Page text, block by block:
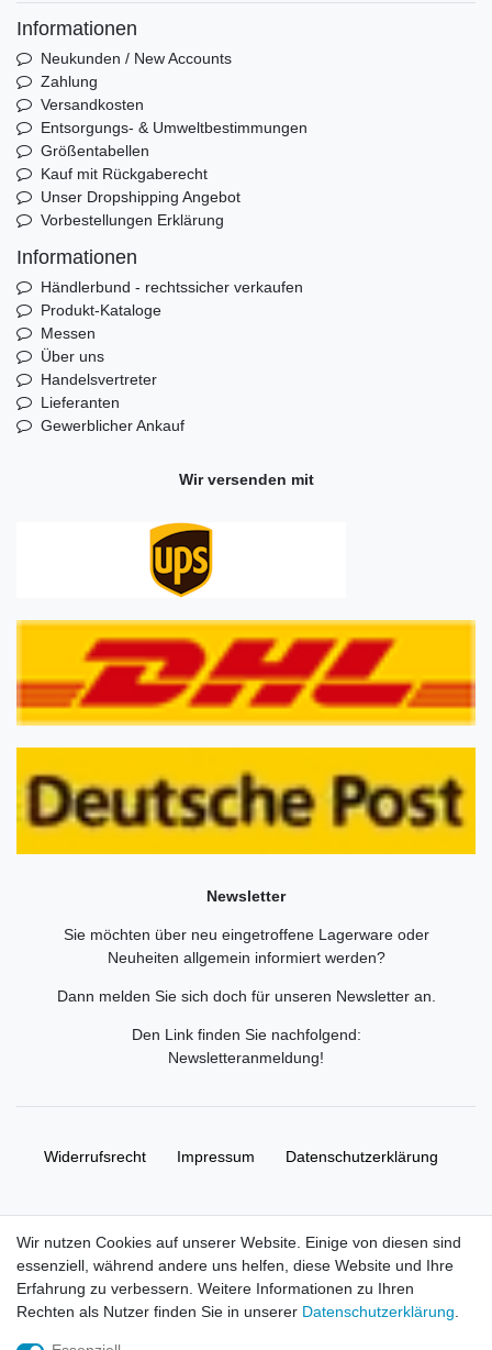
Informationen
Neukunden / New Accounts
Zahlung
Versandkosten
Entsorgungs- & Umweltbestimmungen
Größentabellen
Kauf mit Rückgaberecht
Unser Dropshipping Angebot
Vorbestellungen Erklärung
Informationen
Händlerbund - rechtssicher verkaufen
Produkt-Kataloge
Messen
Über uns
Handelsvertreter
Lieferanten
Gewerblicher Ankauf
Wir versenden mit
Newsletter
Sie möchten über neu eingetroffene Lagerware oder
Neuheiten allgemein informiert werden?
Dann melden Sie sich doch für unseren Newsletter an.
Den Link finden Sie nachfolgend:
Newsletteranmeldung!
Widerrufs­recht Impressum Daten­schutz­erklärung
© Copyright 2026 | Alle Rechte vorbehalten. HL-
Handelsgesellschaft mbH.
Wir nutzen Cookies auf unserer Website. Einige von diesen sind
essenziell, während andere uns helfen, diese Website und Ihre
Erfahrung zu verbessern. Weitere Informationen zu Ihren
Rechten als Nutzer finden Sie in unserer Daten­schutz­erklärung